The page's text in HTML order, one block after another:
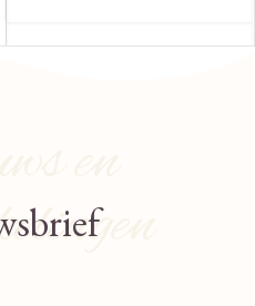
en